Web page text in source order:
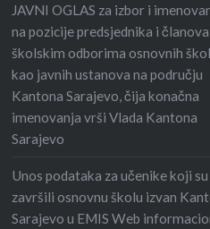
JAVNI OGLAS za izbor i
na pozicije predsjednika i članova
školskim odborima osnovnih
kao javnih ustanova na području
Kantona Sarajevo, čija konačna
imenovanja vrši Vlada Kantona
Sarajevo
Unos podataka za učenike koji su
završili osnovnu školu izvan
Sarajevo u EMIS Web